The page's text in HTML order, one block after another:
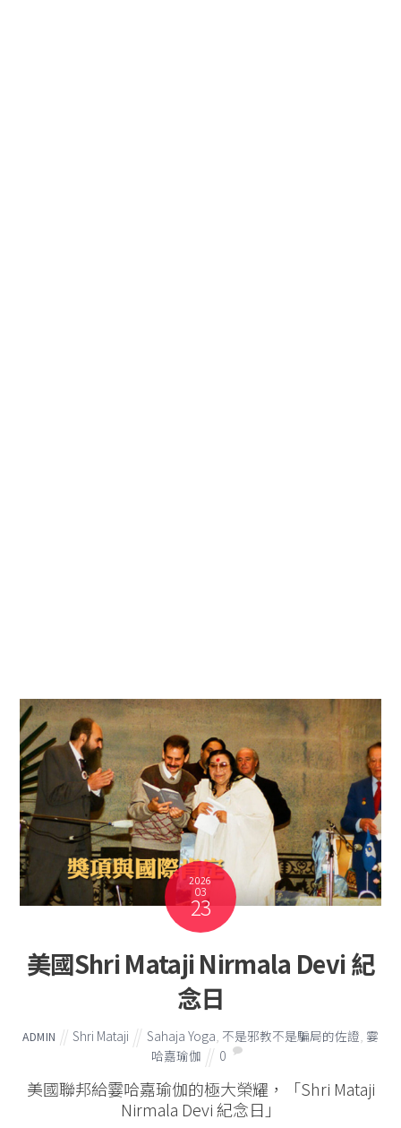
2026
03
23
美國Shri Mataji Nirmala Devi 紀
念日
ADMIN Shri Mataji Sahaja Yoga 不是邪教不是騙局的佐證 霎
哈嘉瑜伽
0
美國聯邦給霎哈嘉瑜伽的極大榮耀，「Shri Mataji
Nirmala Devi 紀念日」